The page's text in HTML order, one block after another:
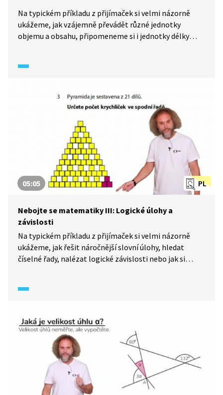
Na typickém příkladu z přijímaček si velmi názorně
ukážeme, jak vzájemně převádět různé jednotky
objemu a obsahu, připomeneme si i jednotky délky
PL
05:05
Nebojte se matematiky III: Logické úlohy a
závislosti
Na typickém příkladu z přijímaček si velmi názorně
ukážeme, jak řešit náročnější slovní úlohy, hledat
číselné řady, nalézat logické závislosti nebo jak si
S námi přijímačky zvládnete – nebojte se matematiky!